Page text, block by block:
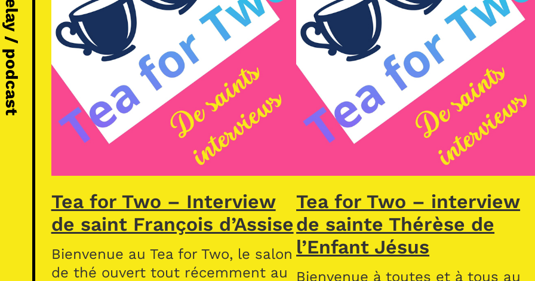
Tea for Two – Interview
de saint François d’Assise
Bienvenue au Tea for Two, le salon
de thé ouvert tout récemment au
Tea for Two – interview
de sainte Thérèse de
l’Enfant Jésus
Bienvenue à toutes et à tous au